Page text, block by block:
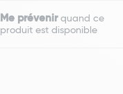
Me prévenirquand ce
produit est disponible